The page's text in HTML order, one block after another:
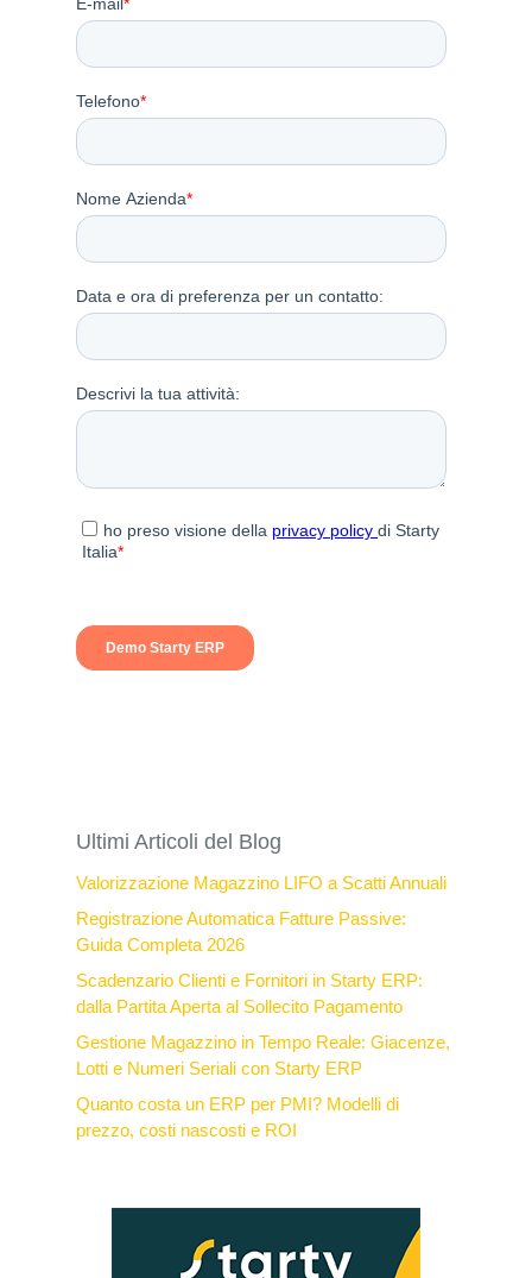
Ultimi Articoli del Blog
Valorizzazione Magazzino LIFO a Scatti Annuali
Registrazione Automatica Fatture Passive:
Guida Completa 2026
Scadenzario Clienti e Fornitori in Starty ERP:
dalla Partita Aperta al Sollecito Pagamento
Gestione Magazzino in Tempo Reale: Giacenze,
Lotti e Numeri Seriali con Starty ERP
Quanto costa un ERP per PMI? Modelli di
prezzo, costi nascosti e ROI